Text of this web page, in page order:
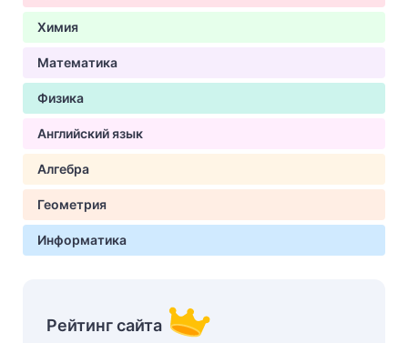
Химия
Математика
Физика
Английский язык
Алгебра
Геометрия
Информатика
Рейтинг сайта